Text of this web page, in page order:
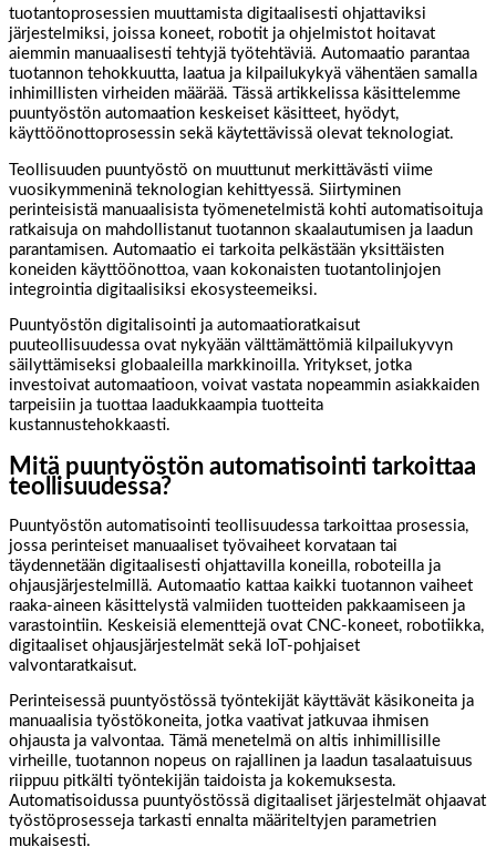
tuotantoprosessien muuttamista digitaalisesti ohjattaviksi
järjestelmiksi, joissa koneet, robotit ja ohjelmistot hoitavat
aiemmin manuaalisesti tehtyjä työtehtäviä. Automaatio parantaa
tuotannon tehokkuutta, laatua ja kilpailukykyä vähentäen samalla
inhimillisten virheiden määrää. Tässä artikkelissa käsittelemme
puuntyöstön automaation keskeiset käsitteet, hyödyt,
käyttöönottoprosessin sekä käytettävissä olevat teknologiat.
Teollisuuden puuntyöstö on muuttunut merkittävästi viime
vuosikymmeninä teknologian kehittyessä. Siirtyminen
perinteisistä manuaalisista työmenetelmistä kohti automatisoituja
ratkaisuja on mahdollistanut tuotannon skaalautumisen ja laadun
parantamisen. Automaatio ei tarkoita pelkästään yksittäisten
koneiden käyttöönottoa, vaan kokonaisten tuotantolinjojen
integrointia digitaalisiksi ekosysteemeiksi.
Puuntyöstön digitalisointi ja automaatioratkaisut
puuteollisuudessa ovat nykyään välttämättömiä kilpailukyvyn
säilyttämiseksi globaaleilla markkinoilla. Yritykset, jotka
investoivat automaatioon, voivat vastata nopeammin asiakkaiden
tarpeisiin ja tuottaa laadukkaampia tuotteita
kustannustehokkaasti.
Mitä puuntyöstön automatisointi tarkoittaa
teollisuudessa?
Puuntyöstön automatisointi teollisuudessa tarkoittaa prosessia,
jossa perinteiset manuaaliset työvaiheet korvataan tai
täydennetään digitaalisesti ohjattavilla koneilla, roboteilla ja
ohjausjärjestelmillä. Automaatio kattaa kaikki tuotannon vaiheet
raaka-aineen käsittelystä valmiiden tuotteiden pakkaamiseen ja
varastointiin. Keskeisiä elementtejä ovat CNC-koneet, robotiikka,
digitaaliset ohjausjärjestelmät sekä IoT-pohjaiset
valvontaratkaisut.
Perinteisessä puuntyöstössä työntekijät käyttävät käsikoneita ja
manuaalisia työstökoneita, jotka vaativat jatkuvaa ihmisen
ohjausta ja valvontaa. Tämä menetelmä on altis inhimillisille
virheille, tuotannon nopeus on rajallinen ja laadun tasalaatuisuus
riippuu pitkälti työntekijän taidoista ja kokemuksesta.
Automatisoidussa puuntyöstössä digitaaliset järjestelmät ohjaavat
työstöprosesseja tarkasti ennalta määriteltyjen parametrien
mukaisesti.